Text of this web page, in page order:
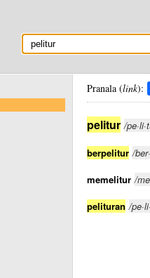
Pranala (link):
pelitur /
berpelitur /
memelitur /
pelituran /